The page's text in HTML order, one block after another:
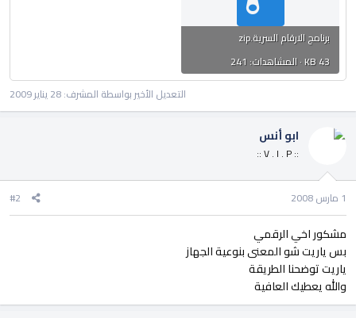
برنامج الارقام السرية.zip
43 KB · المشاهدات: 241
التعديل الأخير بواسطة المشرف:28 يناير 2009
ابو أنس
:: V . I . P ::
1 مارس 2008 #2
مشكور اخي الرقمي
بس ياريت شو المعنى بنوعية الجهاز
ياريت توضحنا الطريقة
والله يعطيك العافية